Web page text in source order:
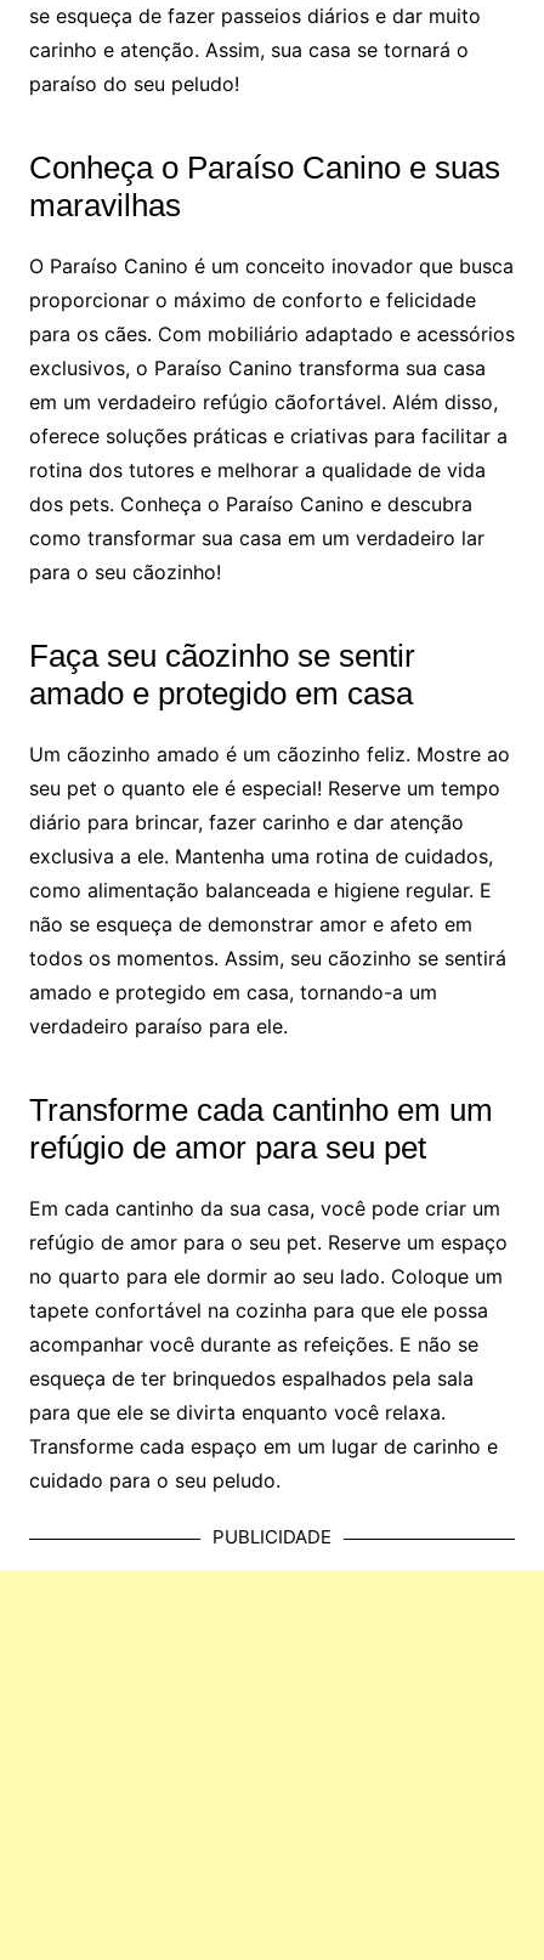
se esqueça de fazer passeios diários e dar muito
carinho e atenção. Assim, sua casa se tornará o
paraíso do seu peludo!
Conheça o Paraíso Canino e suas
maravilhas
O Paraíso Canino é um conceito inovador que busca
proporcionar o máximo de conforto e felicidade
para os cães. Com mobiliário adaptado e acessórios
exclusivos, o Paraíso Canino transforma sua casa
em um verdadeiro refúgio cãofortável. Além disso,
oferece soluções práticas e criativas para facilitar a
rotina dos tutores e melhorar a qualidade de vida
dos pets. Conheça o Paraíso Canino e descubra
como transformar sua casa em um verdadeiro lar
para o seu cãozinho!
Faça seu cãozinho se sentir
amado e protegido em casa
Um cãozinho amado é um cãozinho feliz. Mostre ao
seu pet o quanto ele é especial! Reserve um tempo
diário para brincar, fazer carinho e dar atenção
exclusiva a ele. Mantenha uma rotina de cuidados,
como alimentação balanceada e higiene regular. E
não se esqueça de demonstrar amor e afeto em
todos os momentos. Assim, seu cãozinho se sentirá
amado e protegido em casa, tornando-a um
verdadeiro paraíso para ele.
Transforme cada cantinho em um
refúgio de amor para seu pet
Em cada cantinho da sua casa, você pode criar um
refúgio de amor para o seu pet. Reserve um espaço
no quarto para ele dormir ao seu lado. Coloque um
tapete confortável na cozinha para que ele possa
acompanhar você durante as refeições. E não se
esqueça de ter brinquedos espalhados pela sala
para que ele se divirta enquanto você relaxa.
Transforme cada espaço em um lugar de carinho e
cuidado para o seu peludo.
PUBLICIDADE